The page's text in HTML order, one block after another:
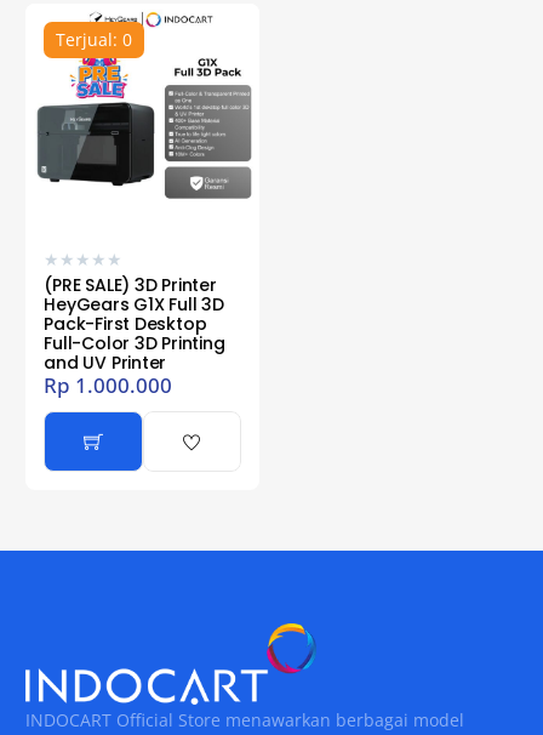
Terjual: 0
★ ★ ★ ★ ★
(PRE SALE) 3D Printer
HeyGears G1X Full 3D
Pack-First Desktop
Full-Color 3D Printing
and UV Printer
Rp 1.000.000
INDOCART Official Store menawarkan berbagai model